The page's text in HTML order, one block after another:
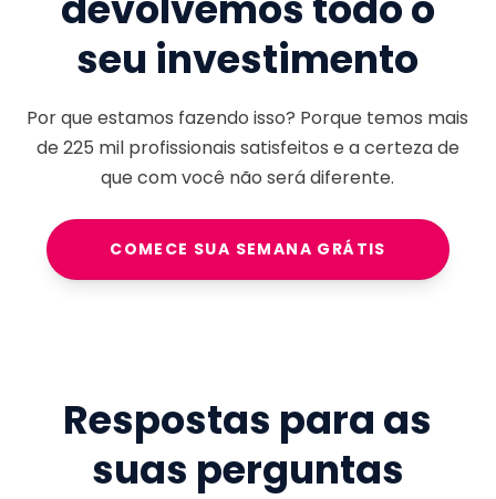
seu investimento
Por que estamos fazendo isso? Porque temos mais
de225 milprofissionais satisfeitos e a certeza de
que com você não será diferente.
COMECE SUA SEMANA GRÁTIS
Respostas para as
suas perguntas